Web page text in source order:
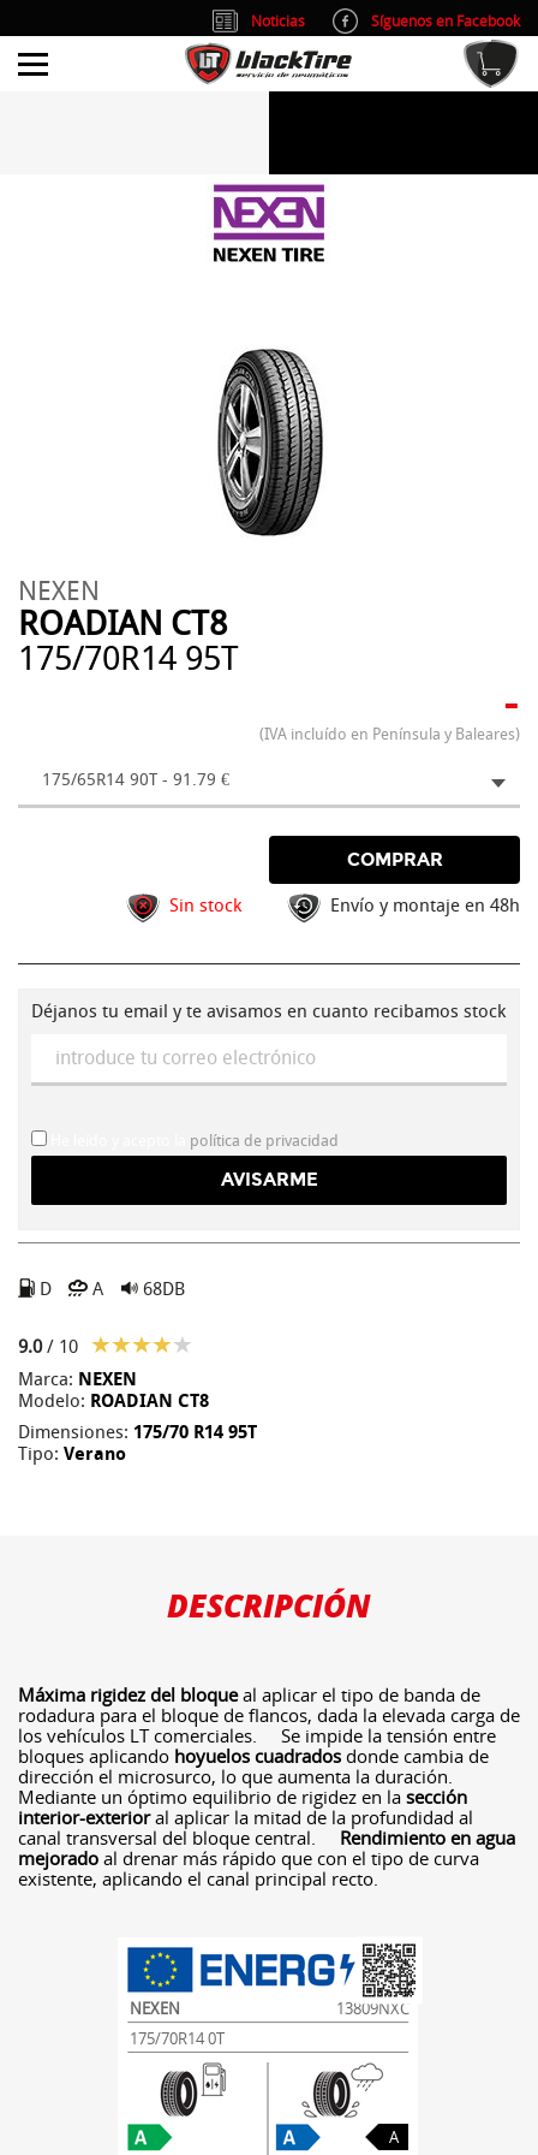
NEXEN
ROADIAN CT8
175/70R14 95T
-
(IVA incluído en Península y Baleares)
175/65R14 90T - 91.79 €
COMPRAR
Sin stock Envío y montaje en 48h
Déjanos tu email y te avisamos en cuanto recibamos stock
política de privacidad
D A 68DB
9.0/ 10
Marca: NEXEN
Modelo: ROADIAN CT8
Dimensiones: 175/70 R14 95T
Tipo: Verano
DESCRIPCIÓN
Máxima rigidez del bloqueal aplicar el tipo de banda de
rodadura para el bloque de flancos, dada la elevada carga de
los vehículos LT comerciales. Se impide la tensión entre
bloques aplicando hoyuelos cuadrados donde cambia de
dirección el microsurco, lo que aumenta la duración.
Mediante un óptimo equilibrio de rigidez en la sección
interior-exterioral aplicar la mitad de la profundidad al
canal transversal del bloque central. Rendimiento en agua
mejorado al drenar más rápido que con el tipo de curva
existente, aplicando el canal principal recto.
NEXEN
13809NXC
175/70R14 0T
A
Noticias
Síguenos en Facebook
info@blacktire.es
Atención al cliente: L/V 9:00-14:00 y 15:00-19:00